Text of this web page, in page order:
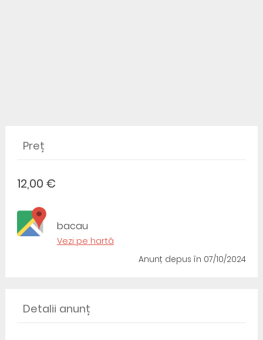
Preț
12,00 €
bacau
Vezi pe hartă
Anunț depusîn 07/10/2024
Detalii anunț